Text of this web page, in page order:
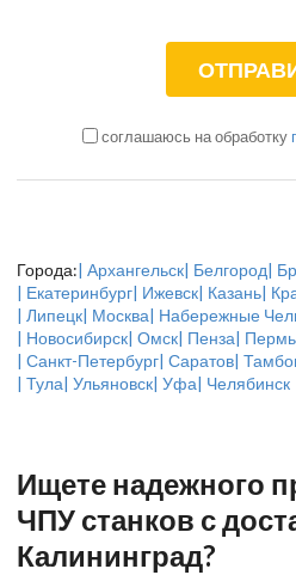
соглашаюсь на обработку
Города:| Архангельск| Белгород|
| Екатеринбург| Ижевск| Казань|
| Липецк| Москва| Набережные
| Новосибирск| Омск| Пенза| Пермь
| Санкт-Петербург| Саратов|
| Тула| Ульяновск| Уфа| Челябинск
Ищете надежного
ЧПУ станков с
Калининград?